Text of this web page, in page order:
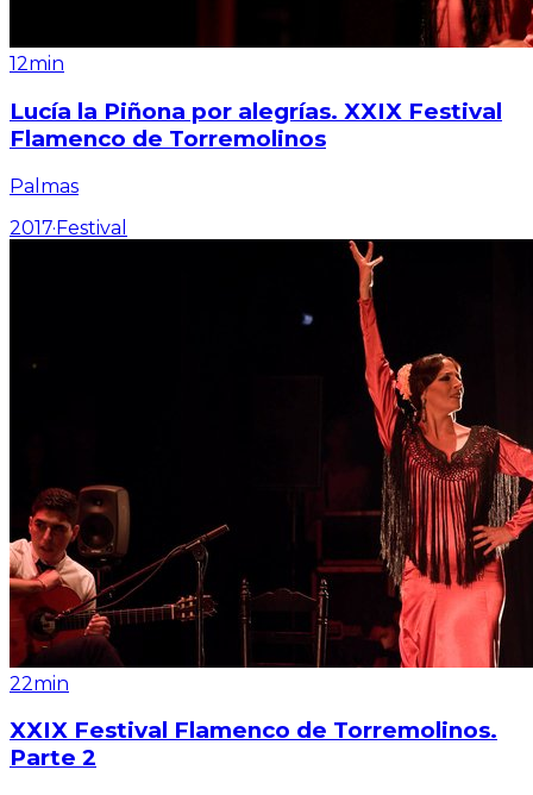
12min
Lucía la Piñona por alegrías. XXIX Festival
Flamenco de Torremolinos
Palmas
2017·Festival
22min
XXIX Festival Flamenco de Torremolinos.
Parte 2